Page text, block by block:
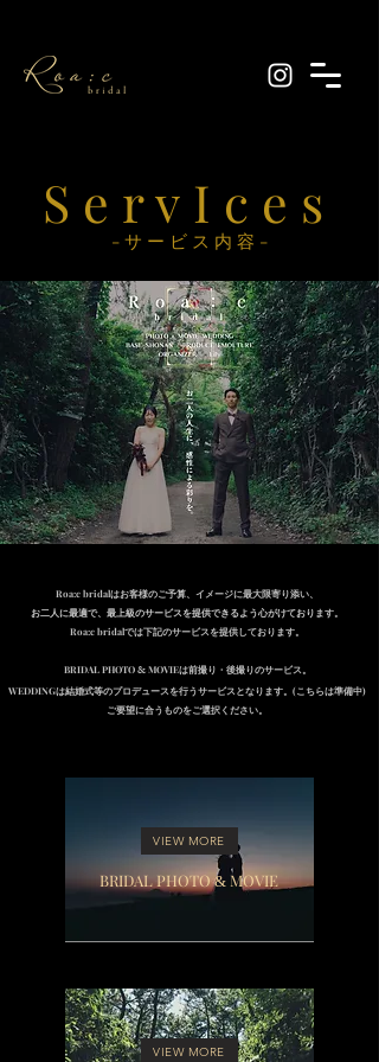
S e r v I c e s
​- サ ー ビ ス 内 容 -
Roa:cbridalはお客様のご予算、イメージに最大限寄り添い、
お二人に最適で、最上級の​サービスを提供できるよう心がけております。
Roa:c bridalでは下記のサービスを提供しております。
BRIDAL PHOTO&MOVIEは前撮り・後撮りのサービス。
WEDDINGは結婚式等のプロデュースを行うサービスとなります。(こちらは準備中)
ご要望に合うものをご選択ください。
VIEW MORE
BRIDAL PHOTO& MOVIE
VIEW MORE